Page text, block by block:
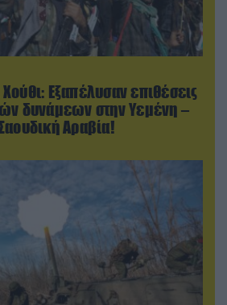
Eξαπέλυσαν επιθέσεις
δυνάμεων στην Υεμένη –
Αραβία!